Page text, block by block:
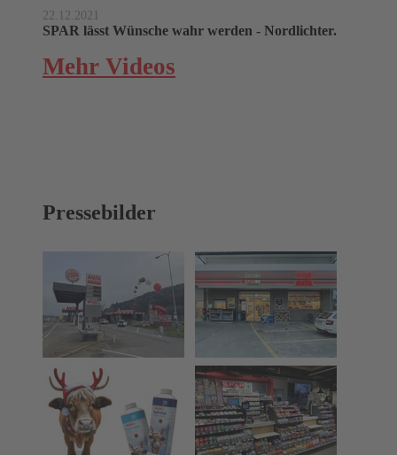
22.12.2021
SPAR lässt Wünsche wahr werden - Nordlichter.
Mehr Videos
Pressebilder